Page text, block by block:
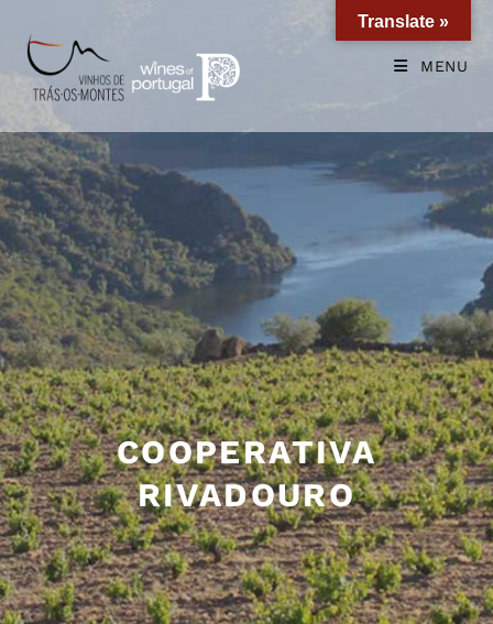
MENU
COOPERATIVA
RIVADOURO
Translate »